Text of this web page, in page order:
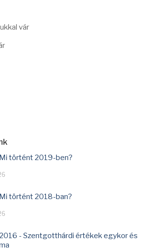
vár
Mi történt 2019-ben?
Mi történt 2018-ban?
2016 - Szentgotthárdi értékek egykor és